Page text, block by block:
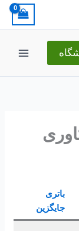
باتری
جایگزین